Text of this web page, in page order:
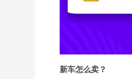
新车怎么卖？